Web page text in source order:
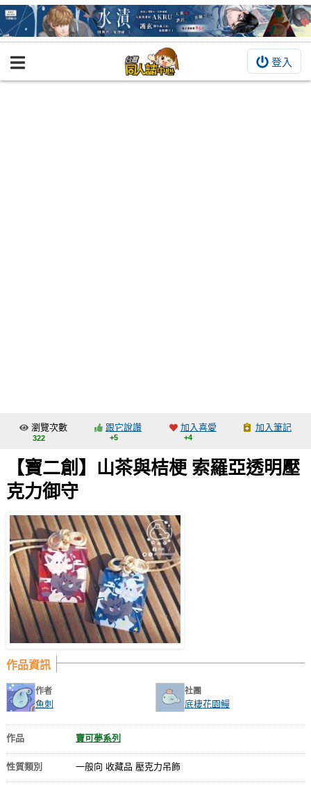
登入
BOOKY書集倉庫
交流中心
攤位轉讓區
會員功能選單
註冊會員
登入
瀏覽次數
322
跟它說讚
+5
加入喜愛
+4
加入筆記
【寶二創】山茶與桔梗 索羅亞透明壓
克力御守
作品資訊
作者
魚刺
社團
底棲花園鰻
作品 寶可夢系列
性質類別 一般向 收藏品 壓克力吊飾